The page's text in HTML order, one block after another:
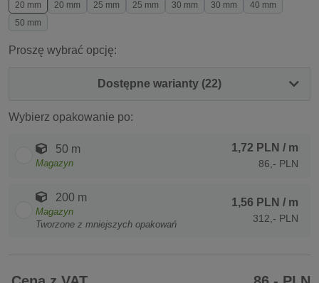
20 mm
20 mm 25 mm 25 mm 30 mm 30 mm
40 mm
50 mm
Proszę wybrać opcję:
Dostępne warianty (22)
Wybierz opakowanie po:
50 m
Magazyn
1,72 PLN / m
86,- PLN
200 m
Magazyn
Tworzone z mniejszych opakowań
1,56 PLN / m
312,- PLN